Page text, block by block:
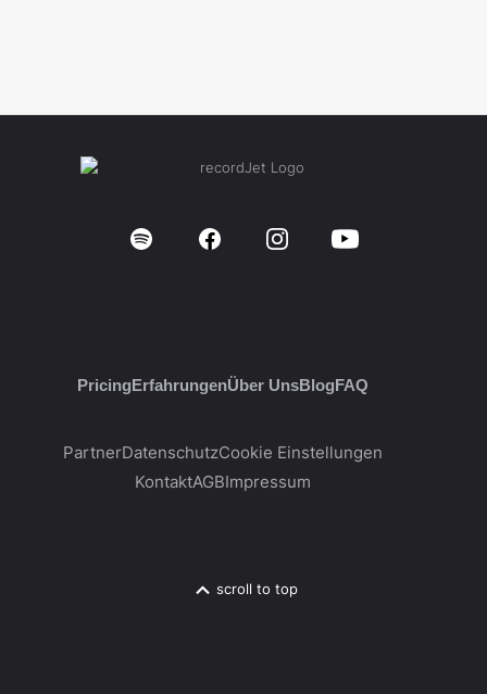
PricingErfahrungenÜber UnsBlogFAQ
PartnerDatenschutzCookie Einstellungen
KontaktAGBImpressum
scroll to top